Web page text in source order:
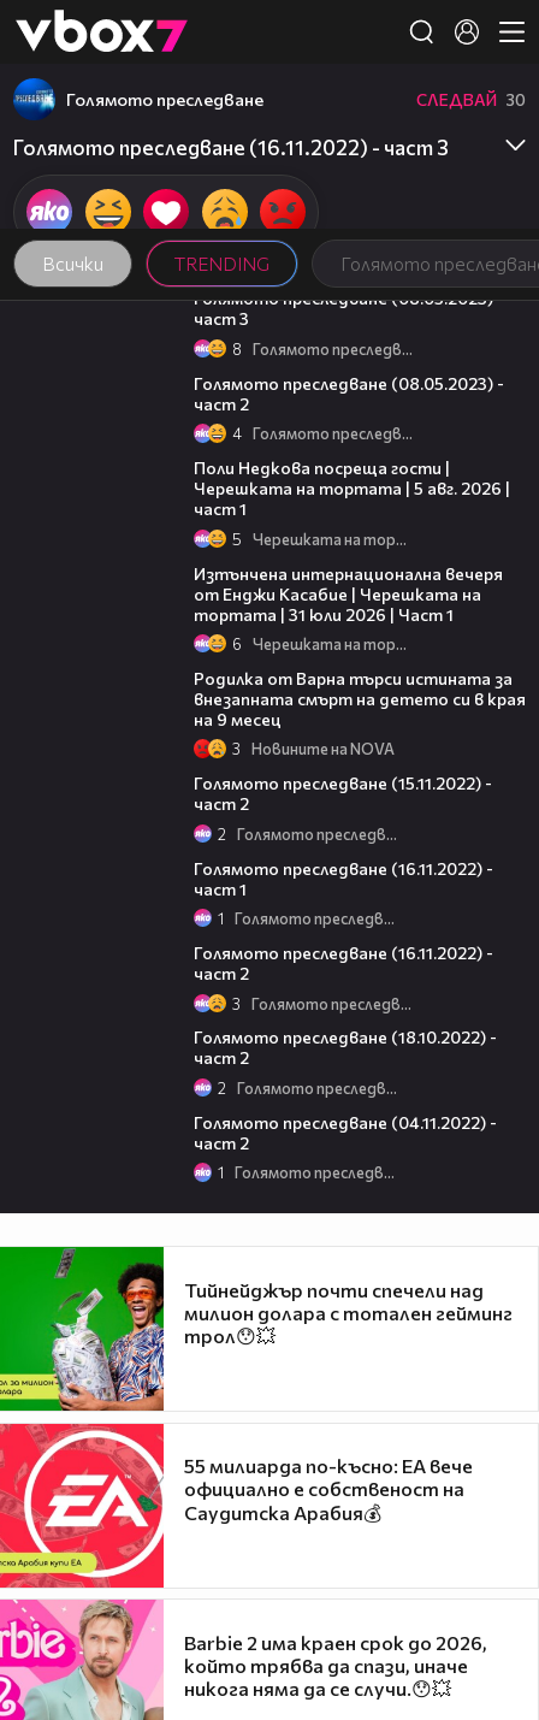
👾
Всички TRENDING Голямото
Голямото преследване СЛЕДВАЙ 30
Голямото преследване (16.11.2022) - част 3
09:13
Голямото преследване (08.05.2023) -
част 3
8 Голямото преследване
Голямото преследване (08.05.2023) -
част 2
4 Голямото преследване
Поли Недкова посреща гости |
Черешката на тортата | 5 авг. 2026 |
част 1
5 Черешката на тортата
Изтънчена интернационална вечеря
от Енджи Касабие | Черешката на
тортата | 31 юли 2026 | Част 1
6 Черешката на тортата
Родилка от Варна търси истината за
внезапната смърт на детето си в края
на 9 месец
3 Новините на NOVA
Голямото преследване (15.11.2022) -
част 2
2 Голямото преследване
Голямото преследване (16.11.2022) -
част 1
1 Голямото преследване
Голямото преследване (16.11.2022) -
част 2
3 Голямото преследване
Голямото преследване (18.10.2022) -
част 2
2 Голямото преследване
Голямото преследване (04.11.2022) -
част 2
1 Голямото преследване
Тийнейджър почти спечели над
милион долара с тотален гейминг
трол😯💥
55 милиарда по-късно: EA вече
официално е собственост на
Саудитска Арабия💰
Barbie 2 има краен срок до 2026,
който трябва да спази, иначе
никога няма да се случи.😯💥